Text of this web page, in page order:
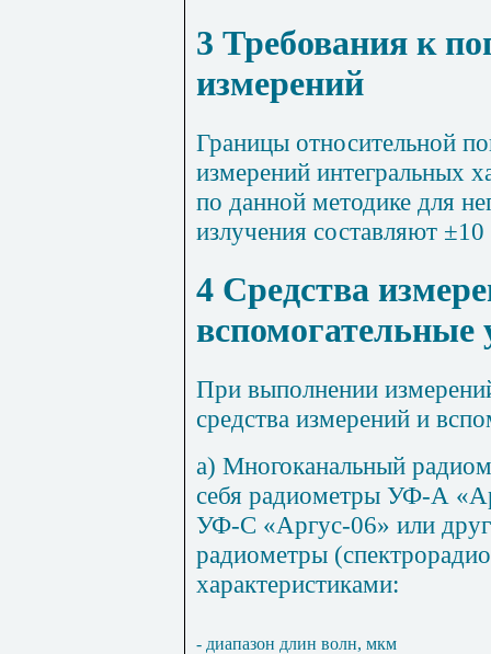
3 Требования к
измерений
Границы относительной
измерений интегральных
по данной методике для
излучения составляют
4 Средства
вспомогательные
При выполнении
средства измерений и
а) Многоканальный
себя радиометры УФ-А
УФ-С «Аргус-06» или
радиометры
характеристиками:
- диапазон длин волн, мкм